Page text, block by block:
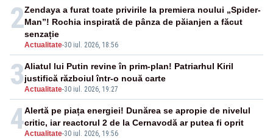
2
Actualitate-30 iul. 2026, 18:56
Zendaya a furat toate privirile la premiera noului „Spider-
Man”! Rochia inspirată de pânza de păianjen a făcut
senzație
3Actualitate-30 iul. 2026, 19:27
Aliatul lui Putin revine în prim-plan! Patriarhul Kiril
justifică războiul într-o nouă carte
4Actualitate-30 iul. 2026, 19:56
Alertă pe piața energiei! Dunărea se apropie de nivelul
critic, iar reactorul 2 de la Cernavodă ar putea fi oprit